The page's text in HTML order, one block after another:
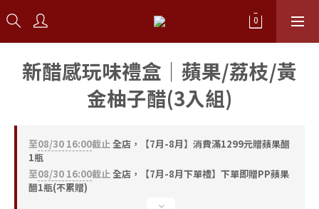
新醋感玩味禮盒｜蘋果/荔枝/黃
金柚子醋(3入組)
至08/30 16:00截止全店，【7月-8月】消費滿1299元贈蘋果醋
1瓶
至08/30 16:00截止全店，【7月-8月下單禮】下單即贈PP蘋果
醋1瓶(不累贈)